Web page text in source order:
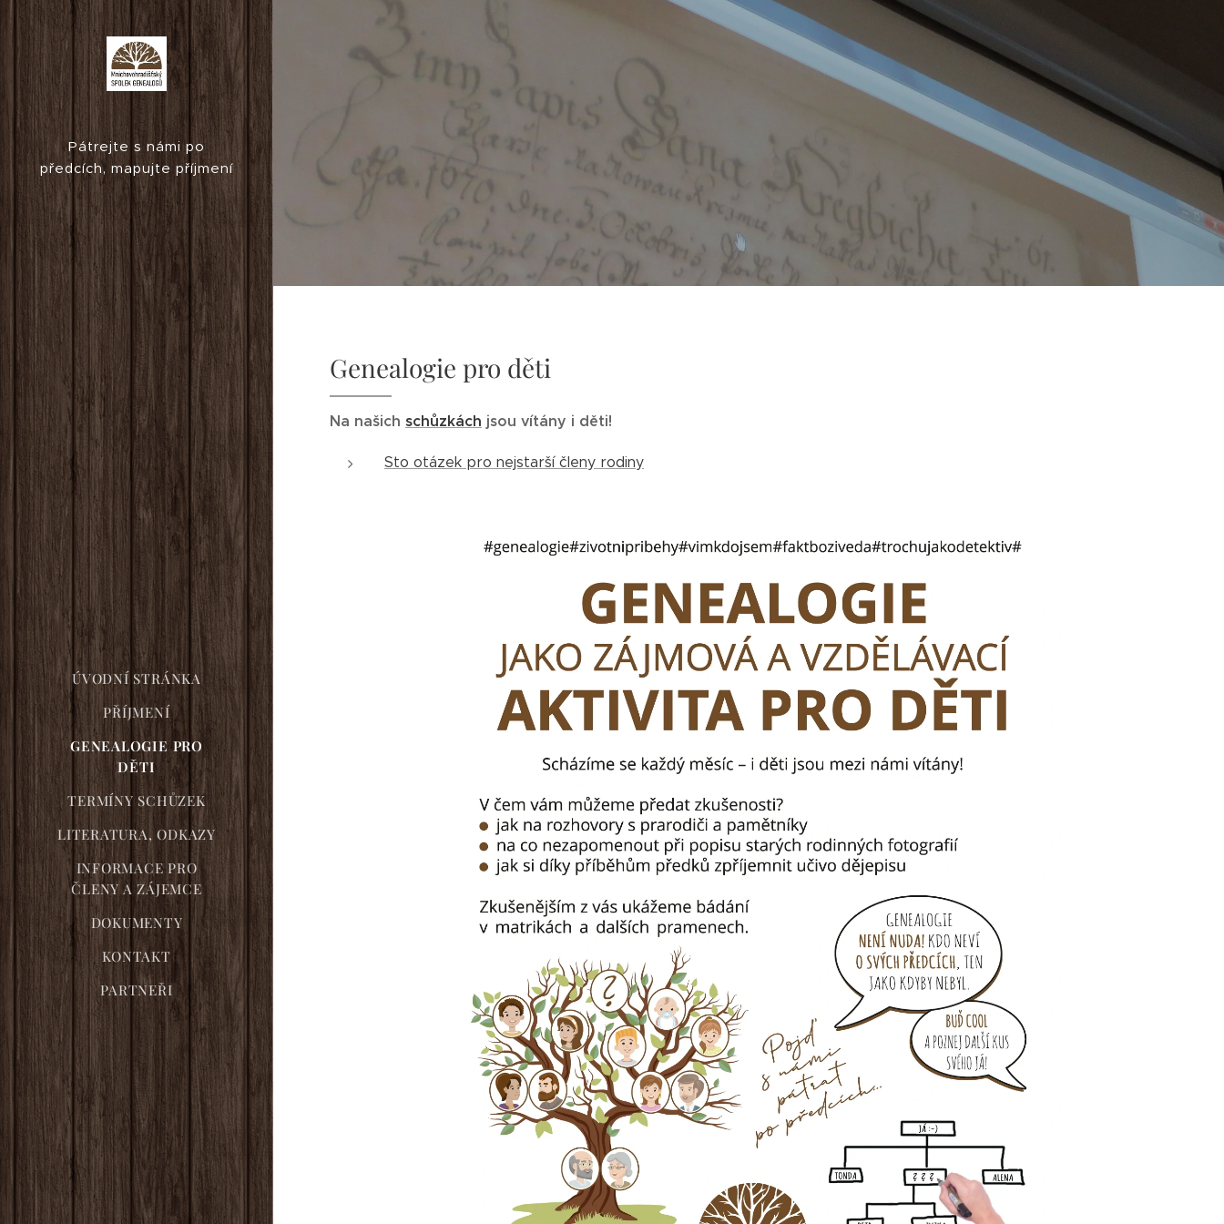
Pátrejte s námi po
předcích, mapujte příjmení
na Mnichovohradišťsku a
hledejte příbuzné!
ÚVODNÍ STRÁNKA
PŘÍJMENÍ
GENEALOGIE PRO
DĚTI
TERMÍNY SCHŮZEK
LITERATURA, ODKAZY
INFORMACE PRO
ČLENY A ZÁJEMCE
DOKUMENTY
KONTAKT
PARTNEŘI
Genealogie pro děti
Na našich schůzkách jsou vítány i děti!
Sto otázek pro nejstarší členy rodiny